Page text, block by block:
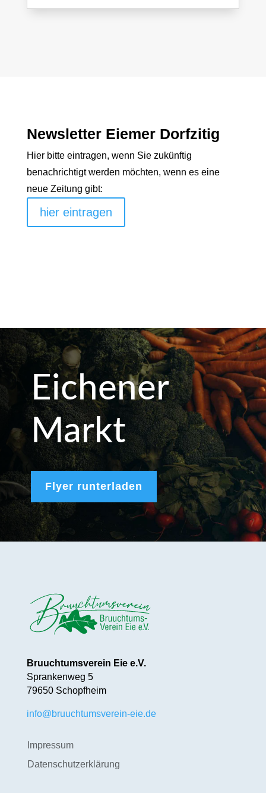
Newsletter Eiemer Dorfzitig
Hier bitte eintragen, wenn Sie zukünftig
benachrichtigt werden möchten, wenn es eine
neue Zeitung gibt:
hier eintragen
Eichener
Markt
Flyer runterladen
Bruuchtumsverein Eie e.V.
Sprankenweg 5
79650 Schopfheim
info@bruuchtumsverein-eie.de
Impressum
Datenschutzerklärung